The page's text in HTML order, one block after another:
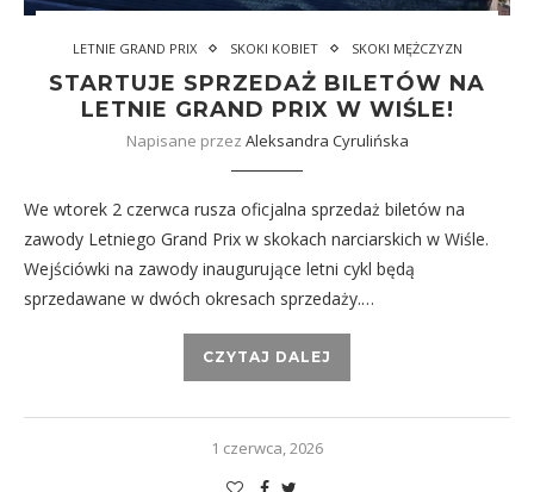
LETNIE GRAND PRIX SKOKI KOBIET SKOKI MĘŻCZYZN
STARTUJE SPRZEDAŻ BILETÓW NA
LETNIE GRAND PRIX W WIŚLE!
Napisane przez Aleksandra Cyrulińska
We wtorek 2 czerwca rusza oficjalna sprzedaż biletów na
zawody Letniego Grand Prix w skokach narciarskich w Wiśle.
Wejściówki na zawody inaugurujące letni cykl będą
sprzedawane w dwóch okresach sprzedaży.…
CZYTAJ DALEJ
1 czerwca, 2026